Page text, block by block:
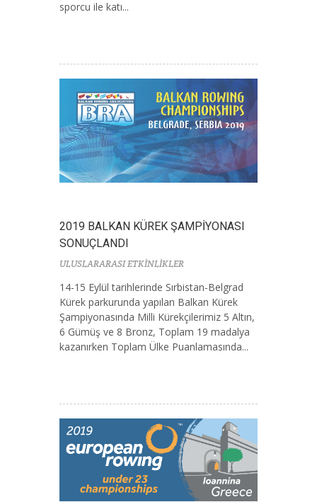
sporcu ile katı...
2019 BALKAN KÜREK ŞAMPİYONASI
SONUÇLANDI
ULUSLARARASI ETKİNLİKLER
14-15 Eylül tarihlerinde Sırbistan-Belgrad
Kürek parkurunda yapılan Balkan Kürek
Şampiyonasında Milli Kürekçilerimiz 5 Altın,
6 Gümüş ve 8 Bronz, Toplam 19 madalya
kazanırken Toplam Ülke Puanlamasında...